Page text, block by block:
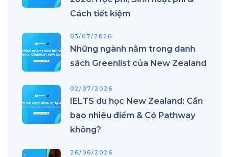
Cách tiết kiệm
03/07/2026
Những ngành nằm trong danh
sách Greenlist của New Zealand
02/07/2026
IELTS du học New Zealand: Cần
bao nhiêu điểm & Có Pathway
không?
26/06/2026